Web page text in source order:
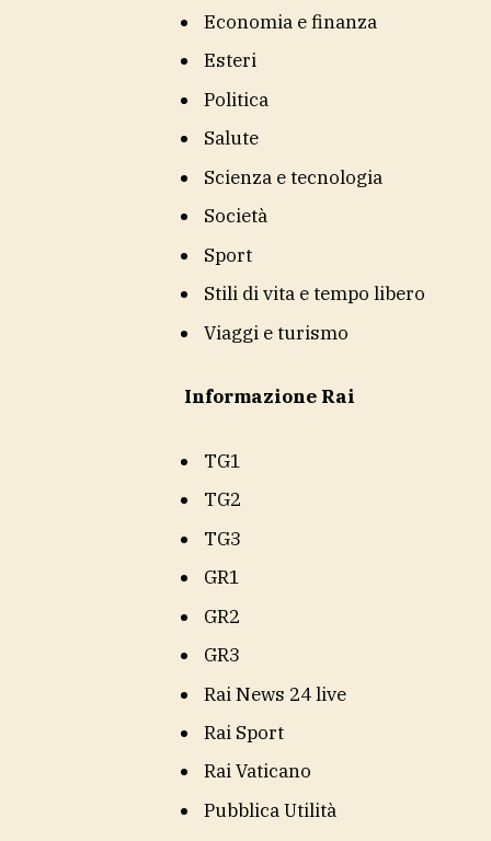
Economia e finanza
Esteri
Politica
Salute
Scienza e tecnologia
Società
Sport
Stili di vita e tempo libero
Viaggi e turismo
Informazione Rai
TG1
TG2
TG3
GR1
GR2
GR3
Rai News 24 live
Rai Sport
Rai Vaticano
Pubblica Utilità